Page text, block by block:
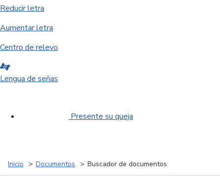
Reducir letra
Aumentar letra
Centro de relevo
Lengua de señas
Presente su queja
Inicio Documentos Buscador de documentos